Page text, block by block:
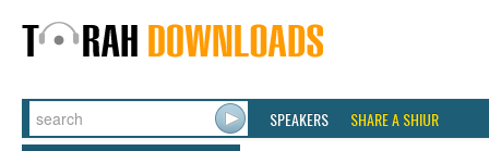
SPEAKERS SHARE A SHIUR